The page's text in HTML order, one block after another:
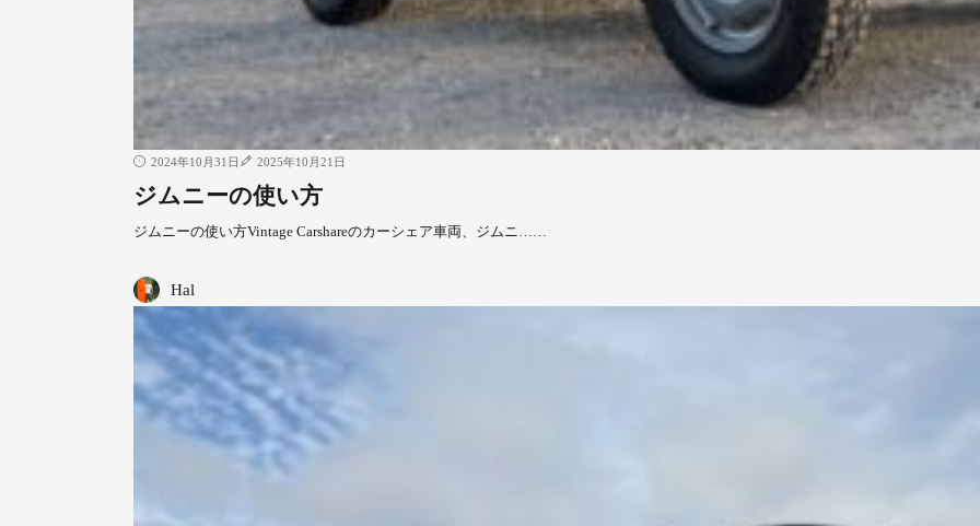
2024年10月31日 2025年10月21日
ジムニーの使い方
ジムニーの使い方Vintage Carshareのカーシェア車両、ジムニ……
Hal